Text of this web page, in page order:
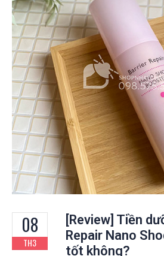
08
TH3
[Review] Tiền
Repair Nano
tốt không?